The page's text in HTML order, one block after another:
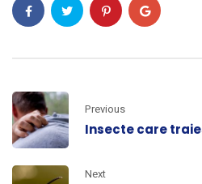
Previous
Insecte care
Next